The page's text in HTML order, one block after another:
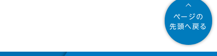
ページの
先頭へ戻る